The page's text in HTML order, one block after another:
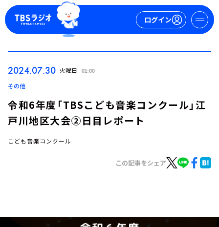
ログイン
お知らせ
2024.07.30 火曜日 01:00
その他
令和6年度「TBSこども音楽コンクール」江
戸川地区大会②日目レポート
こども音楽コンクール
この記事をシェア